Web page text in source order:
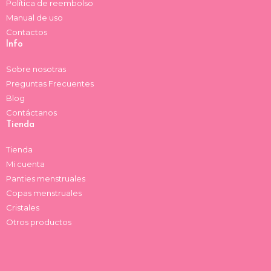
Política de reembolso
Manual de uso
Contactos
Info
Sobre nosotras
Preguntas Frecuentes
Blog
Contáctanos
Tienda
Tienda
Mi cuenta
Panties menstruales
Copas menstruales
Cristales
Otros productos